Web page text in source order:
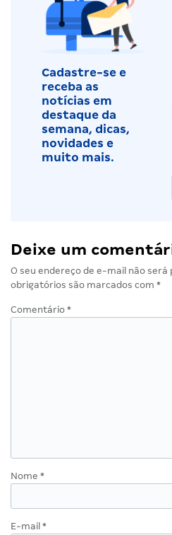
Cadastre-se e
receba as
notícias em
destaque da
semana, dicas,
novidades e
muito mais.
Deixe um
O seu endereço de e-mail não será
obrigatórios são marcados com *
Comentário *
Nome *
E-mail *